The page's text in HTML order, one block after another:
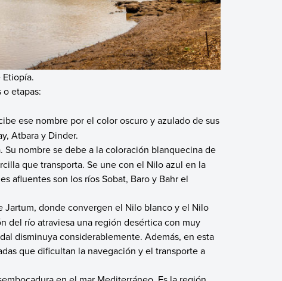
Etiopía.
etapas:
ese nombre por el color oscuro y azulado de sus
Atbara y Dinder.
Su nombre se debe a la coloración blanquecina de
que transporta. Se une con el Nilo azul en la
afluentes son los ríos Sobat, Baro y Bahr el
Jartum, donde convergen el Nilo blanco y el Nilo
del río atraviesa una región desértica con muy
disminuya considerablemente. Además, en esta
que dificultan la navegación y el transporte a